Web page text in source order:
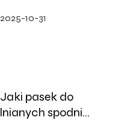
2025-10-31
Jaki pasek do
lnianych spodni